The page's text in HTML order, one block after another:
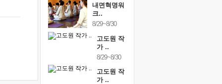
내면혁명워
크..
8/29~8/30
고도원 작
가 ..
8/29~8/30
고도원 작
가 ..